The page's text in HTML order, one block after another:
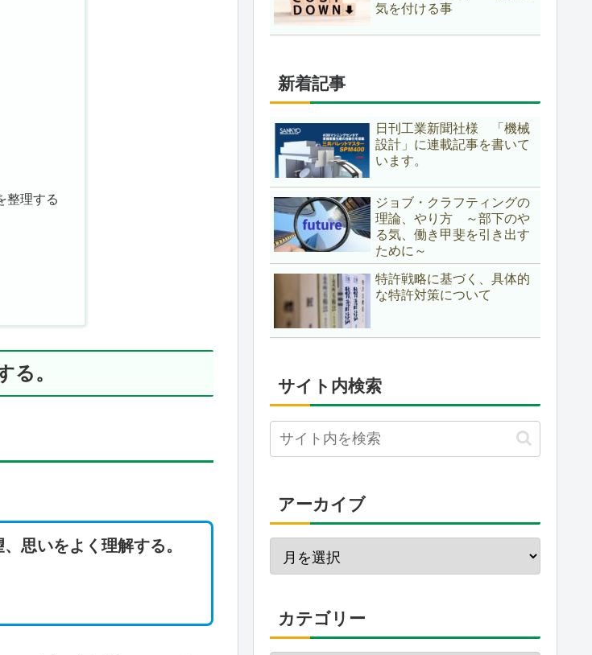
理する
る。
思いをよく理解する。
気を付ける事
新着記事
日刊工業新聞社様 「機械
設計」に連載記事を書いて
います。
ジョブ・クラフティングの
理論、やり方 ～部下のや
る気、働き甲斐を引き出す
ために～
特許戦略に基づく、具体的
な特許対策について
サイト内検索
アーカイブ
カテゴリー